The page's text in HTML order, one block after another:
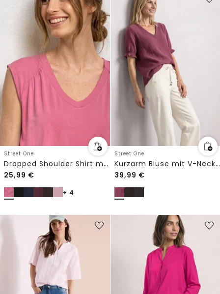
Street One
Dropped Shoulder Shirt mit Elastiksaum
25,99 €
+ 4
Street One
Kurzarm Bluse mit V-Neck und Rüschen
39,99 €